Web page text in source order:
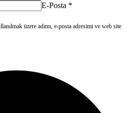
E-Posta *
üzere adımı, e-posta adresimi ve web site